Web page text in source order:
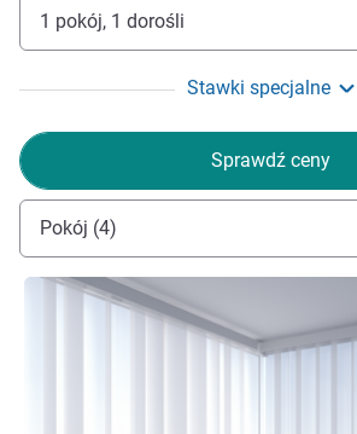
1 pokój, 1 dorośli
Stawki specjalne
Sprawdź ceny
Pokój (4)
Pokaż szczegóły